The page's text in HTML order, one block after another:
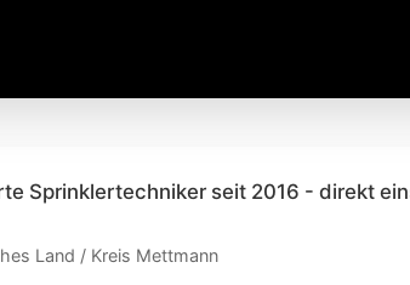
Sprinklertechniker seit 2016 - direkt
Land / Kreis Mettmann